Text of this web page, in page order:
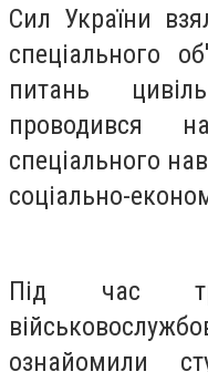
Сил України
спеціального
питань
проводився
спеціального
соціально-
Під час
ознайомили